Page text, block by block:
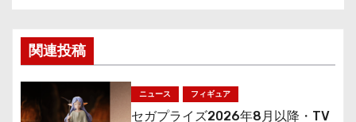
ビ
ゲ
ー
関連投稿
ニュース フィギュア
セガプライズ2026年8月以降・TV